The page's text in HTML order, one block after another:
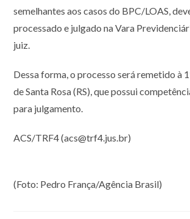
semelhantes aos casos do BPC/LOAS,
processado e julgado na Vara
juiz.
Dessa forma, o processo será remetido à
de Santa Rosa (RS), que possui
para julgamento.
ACS/TRF4 (acs@trf4.jus.br)
(Foto: Pedro França/Agência Brasil)